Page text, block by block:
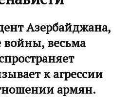
Азербайджана,
войны, весьма
к агрессии
армян.